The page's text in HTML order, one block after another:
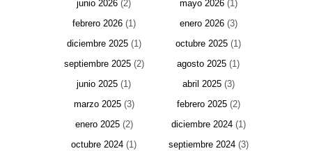
junio 2026 (2) mayo 2026(1)
febrero 2026(1) enero 2026(3)
diciembre 2025(1) octubre 2025 (1)
septiembre 2025(2) agosto 2025 (1)
junio 2025 (1) abril 2025(3)
marzo 2025(3) febrero 2025(2)
enero 2025(2) diciembre 2024(1)
octubre 2024 (1) septiembre 2024(3)